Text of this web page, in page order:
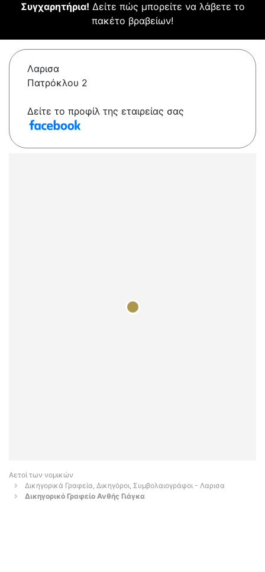
Συγχαρητήρια! Δείτε πώς μπορείτε να λάβετε το
πακέτο βραβείων!
Λαρισα
Πατρόκλου 2
Δείτε το προφίλ της εταιρείας σας
Αετοί των νομικών
Δικηγορικά Γραφεία, Δικηγόροι, Συμβολαιογράφοι - Λαρισα
Δικηγορικό Γραφείο Ανθής Γιάγκα